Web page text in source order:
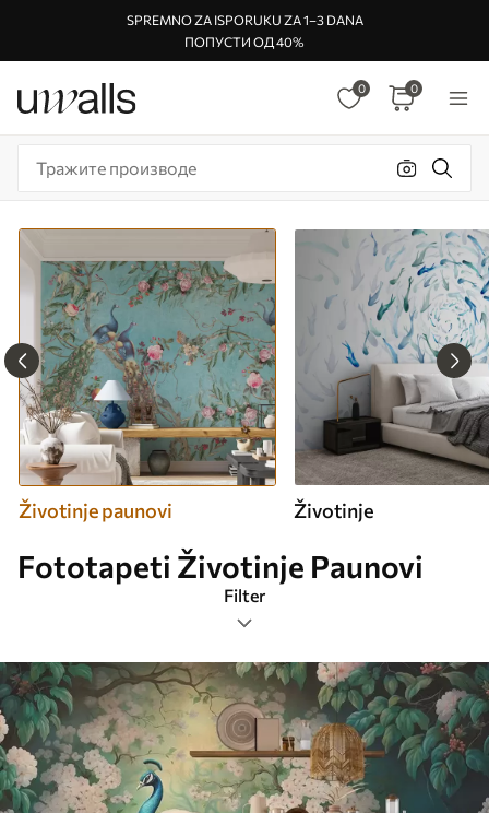
SPREMNO ZA ISPORUKU ZA 1–3 DANA
ПОПУСТИ ОД 40%
0 0
Životinje paunovi Životinje
Fototapeti Životinje Paunovi
Filter
Ознаке
Формат слике
Боја
Паметно